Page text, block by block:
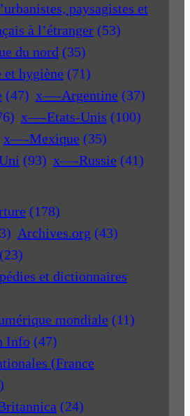
paysagistes et
à l’étranger (53)
du nord (35)
et hygiène (71)
(47) x—-Argentine (37)
x—-Etats-Unis (100)
x—-Mexique (35)
(93) x—-Russie (41)
(178)
Archives.org (43)
(23)
et dictionnaires
mondiale (11)
Info (47)
(France
(24)